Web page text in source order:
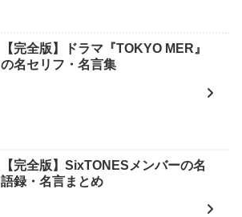
【完全版】ドラマ『TOKYO MER』
の名セリフ・名言集
【完全版】SixTONESメンバーの名
語録・名言まとめ